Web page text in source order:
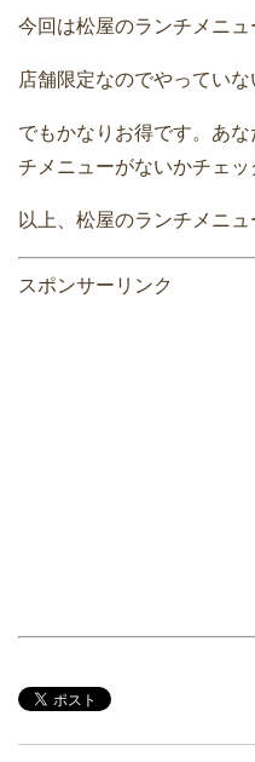
今回は松屋のランチメニュ
店舗限定なのでやっていな
でもかなりお得です。あ
チメニューがないかチェッ
以上、松屋のランチメニュ
スポンサーリンク